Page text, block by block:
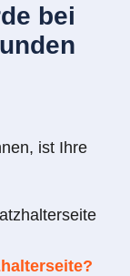
bei
ist Ihre